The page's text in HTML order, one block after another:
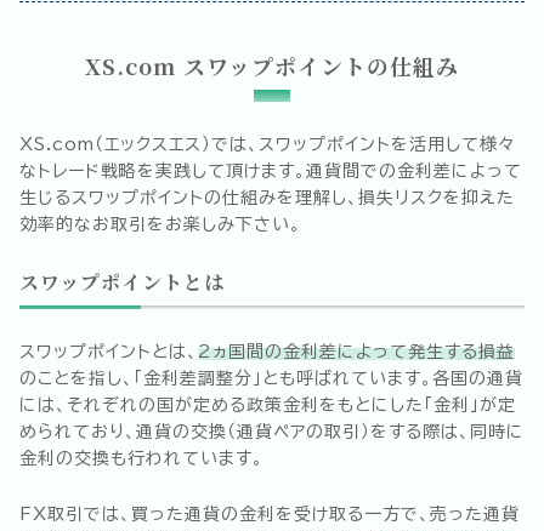
XS.com スワップポイントの仕組み
XS.com（エックスエス）では、スワップポイントを活用して様々
なトレード戦略を実践して頂けます。通貨間での金利差によって
生じるスワップポイントの仕組みを理解し、損失リスクを抑えた
効率的なお取引をお楽しみ下さい。
スワップポイントとは
スワップポイントとは、 2ヵ国間の金利差によって発生する損益
のことを指し、「金利差調整分」とも呼ばれています。各国の通貨
には、それぞれの国が定める政策金利をもとにした「金利」が定
められており、通貨の交換（通貨ペアの取引）をする際は、同時に
金利の交換も行われています。
FX取引では、買った通貨の金利を受け取る一方で、売った通貨